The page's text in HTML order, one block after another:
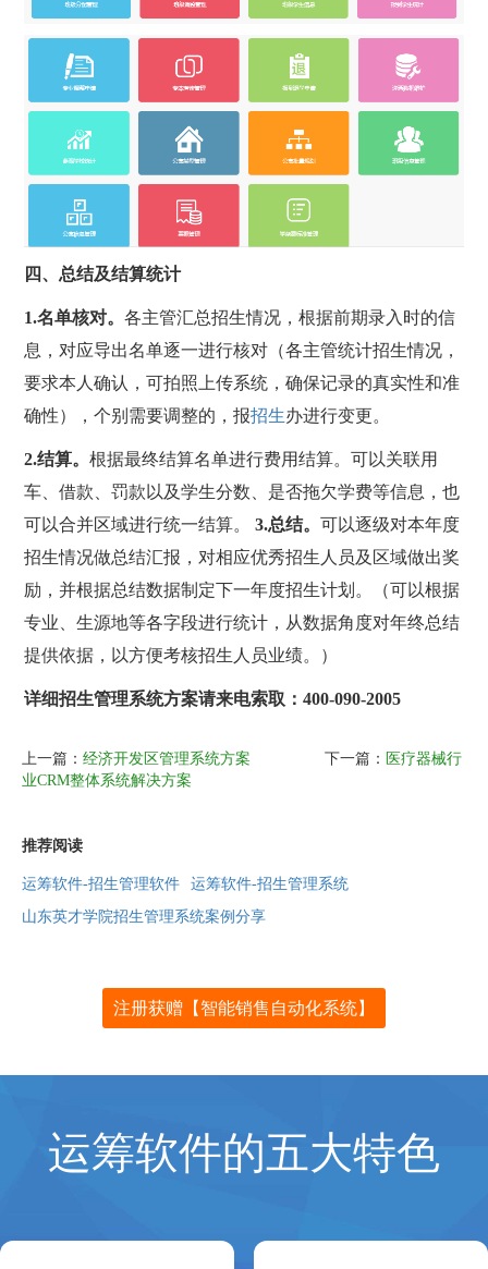
四、总结及结算统计
1.名单核对。各主管汇总招生情况，根据前期录入时的信
息，对应导出名单逐一进行核对（各主管统计招生情况，
要求本人确认，可拍照上传系统，确保记录的真实性和准
确性），个别需要调整的，报招生办进行变更。
2.结算。根据最终结算名单进行费用结算。可以关联用
车、借款、罚款以及学生分数、是否拖欠学费等信息，也
可以合并区域进行统一结算。3.总结。可以逐级对本年度
招生情况做总结汇报，对相应优秀招生人员及区域做出奖
励，并根据总结数据制定下一年度招生计划。（可以根据
专业、生源地等各字段进行统计，从数据角度对年终总结
提供依据，以方便考核招生人员业绩。）
详细招生管理系统方案请来电索取：400-090-2005
上一篇： 经济开发区管理系统方案 下一篇： 医疗器械行
业CRM整体系统解决方案
推荐阅读
运筹软件-招生管理软件
运筹软件-招生管理系统
山东英才学院招生管理系统案例分享
注册获赠【智能销售自动化系统】
运筹软件的五大特色